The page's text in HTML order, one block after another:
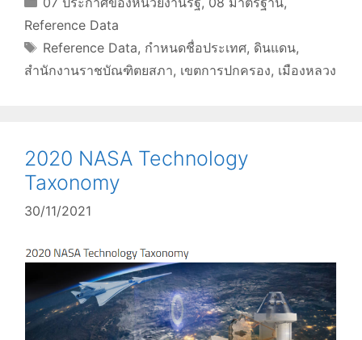
Reference Data
Tags
Reference Data, กำหนดชื่อประเทศ, ดินแดน,
สำนักงานราชบัณฑิตยสภา, เขตการปกครอง, เมืองหลวง
2020 NASA Technology
Taxonomy
30/11/2021